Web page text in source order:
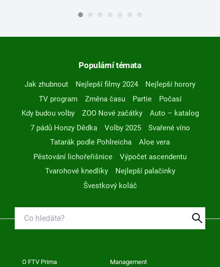
Populární témata
Jak zhubnout Nejlepší filmy 2024
Nejlepší horory
TV program
Změna času Partie
Počasí
Kdy budou volby
ZOO Nové začátky
Auto – katalog
7 pádů Honzy Dědka
Volby 2025
Svařené víno
Tatarák podle Pohlreicha
Aloe vera
Pěstování lichořeřišnice
Výpočet ascendentu
Tvarohové knedlíky
Nejlepší palačinky
Švestkový koláč
O FTV Prima Management